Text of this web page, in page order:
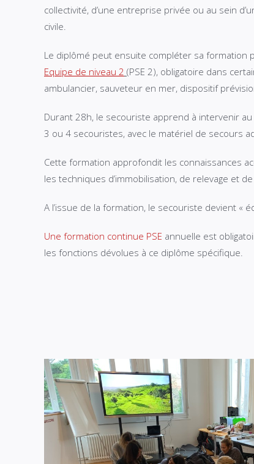
collectivité, d’une entreprise privée ou au sein
civile.
Le diplômé peut ensuite compléter sa formation
Equipe de niveau 2 (PSE 2), obligatoire dans
ambulancier, sauveteur en mer, dispositif
Durant 28h, le secouriste apprend à intervenir
3 ou 4 secouristes, avec le matériel de secours
Cette formation approfondit les connaissances
les techniques d’immobilisation, de relevage et
A l’issue de la formation, le secouriste devient «
Une formation continue PSE annuelle est
les fonctions dévolues à ce diplôme spécifique.